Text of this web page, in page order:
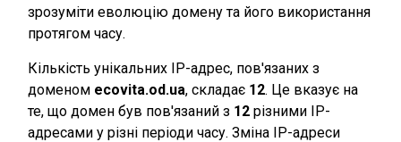
зрозуміти еволюцію домену та його використання
протягом часу.
Кількість унікальних IP-адрес, пов'язаних з
доменом ecovita.od.ua, складає 12. Це вказує на
те, що домен був пов'язаний з 12 різними IP-
адресами у різні періоди часу. Зміна IP-адреси